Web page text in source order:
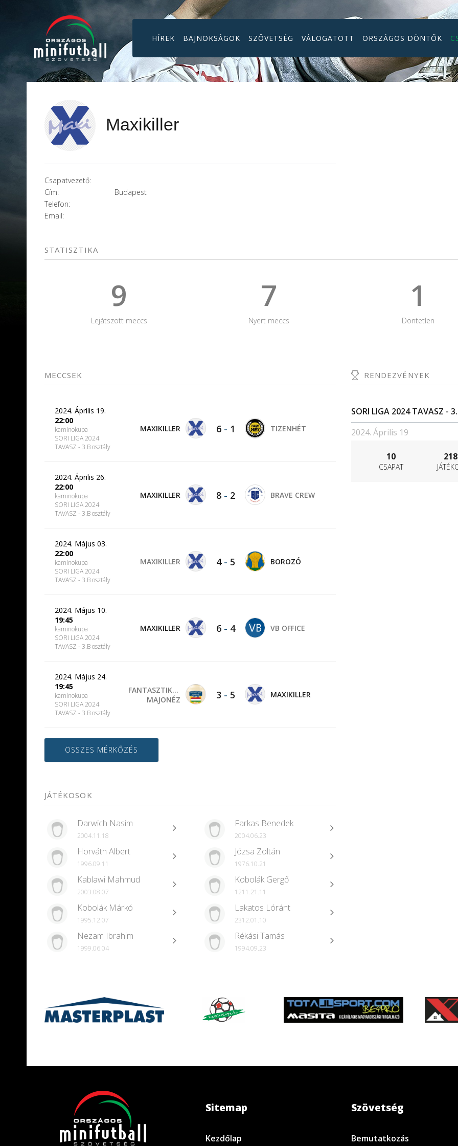
HÍREK BAJNOKSÁGOK SZÖVETSÉG VÁLOGATOTT ORSZÁGOS DÖNTŐK
Maxikiller
Csapatvezető:
Cím:
Budapest
Telefon:
Email:
STATISZTIKA
9
Lejátszott meccs
7
Nyert meccs
1
Döntetlen
MECCSEK
2024. Április 19.
22:00
kaminokupa
SORI LIGA 2024
TAVASZ - 3.B osztály
MAXIKILLER 6- 1 TIZENHÉT
2024. Április 26.
22:00
kaminokupa
SORI LIGA 2024
TAVASZ - 3.B osztály
MAXIKILLER 8- 2 BRAVE CREW
2024. Május 03.
22:00
kaminokupa
SORI LIGA 2024
TAVASZ - 3.B osztály
MAXIKILLER 4- 5 BOROZÓ
2024. Május 10.
19:45
kaminokupa
SORI LIGA 2024
TAVASZ - 3.B osztály
MAXIKILLER 6- 4 VB OFFICE
2024. Május 24.
19:45
kaminokupa
SORI LIGA 2024
TAVASZ - 3.B osztály
FANTASZTIKUS
MAJONÉZ
3 - 5 MAXIKILLER
ÖSSZES MÉRKŐZÉS
JÁTÉKOSOK
Darwich Nasim
2004.11.18
Farkas Benedek
2004.06.23
Horváth Albert
1996.09.11
Józsa Zoltán
1976.10.21
Kablawi Mahmud
2003.08.07
Kobolák Gergő
1211.21.11
Kobolák Márkó
1995.12.07
Lakatos Lóránt
2312.01.10
Nezam Ibrahim
1999.06.04
Rékási Tamás
1994.09.23
RENDEZVÉNYEK
SORI LIGA 2024 TAVASZ -
2024. Április 19
10
CSAPAT
218
Sitemap
Kezdőlap
Szövetség
Bemutatkozás